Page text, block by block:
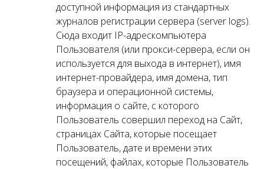
доступной информация из стандартных
журналов регистрации сервера (server logs).
Сюда входит IP-адрескомпьютера
Пользователя (или прокси-сервера, если он
используется для выхода в интернет), имя
интернет-провайдера, имя домена, тип
браузера и операционной системы,
информация о сайте, с которого
Пользователь совершил переход на Сайт,
страницах Сайта, которые посещает
Пользователь, дате и времени этих
посещений, файлах, которые Пользователь